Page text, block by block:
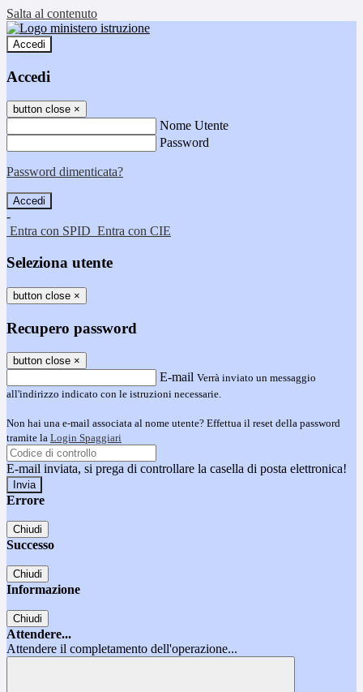
Salta al contenuto
Accedi
Accedi
button close ×
Nome Utente
Password
Password dimenticata?
-
Entra con SPID Entra con CIE
Seleziona utente
button close ×
Recupero password
button close ×
E-mail Verrà inviato un messaggio
all'indirizzo indicato con le istruzioni necessarie.
Non hai una e-mail associata al nome utente? Effettua il reset della password
tramite la Login Spaggiari
E-mail inviata, si prega di controllare la casella di posta elettronica!
Errore
Chiudi
Successo
Chiudi
Informazione
Chiudi
Attendere...
Attendere il completamento dell'operazione...